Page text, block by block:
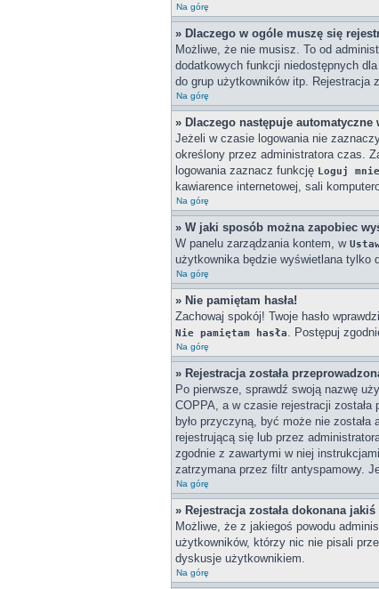
Na górę
» Dlaczego w ogóle muszę się
Możliwe, że nie musisz. To od
dodatkowych funkcji niedostępnych
do grup użytkowników itp. Rejestracja
Na górę
» Dlaczego następuje automatyczne
Jeżeli w czasie logowania nie
określony przez administratora czas.
logowania zaznacz funkcję Loguj
kawiarence internetowej, sali
Na górę
» W jaki sposób można zapobiec
W panelu zarządzania kontem, w
użytkownika będzie wyświetlana tylko
Na górę
» Nie pamiętam hasła!
Zachowaj spokój! Twoje hasło
Nie pamiętam hasła. Postępuj
Na górę
» Rejestracja została
Po pierwsze, sprawdź swoją nazwę
COPPA, a w czasie rejestracji
było przyczyną, być może nie
rejestrującą się lub przez
zgodnie z zawartymi w niej
zatrzymana przez filtr antyspamowy.
Na górę
» Rejestracja została dokonana
Możliwe, że z jakiegoś powodu
użytkowników, którzy nic nie pisali
dyskusje użytkownikiem.
Na górę